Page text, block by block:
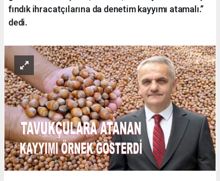
fındık ihracatçılarına da denetim kayyımı atamalı.”
dedi.